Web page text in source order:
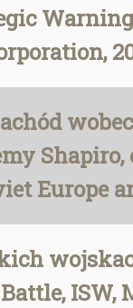
Shapiro,
Europe
ISW,